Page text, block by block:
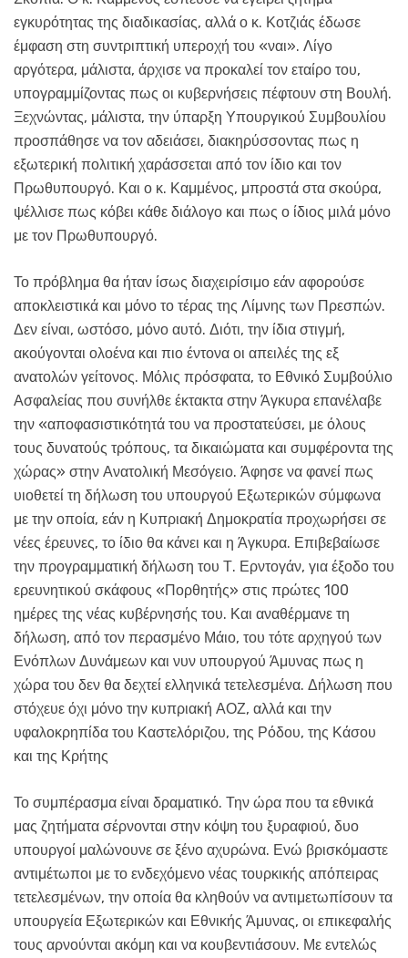
εγκυρότητας της διαδικασίας, αλλά ο κ. Κοτζιάς έδωσε
έμφαση στη συντριπτική υπεροχή του «ναι». Λίγο
αργότερα, μάλιστα, άρχισε να προκαλεί τον εταίρο του,
υπογραμμίζοντας πως οι κυβερνήσεις πέφτουν στη Βουλή.
Ξεχνώντας, μάλιστα, την ύπαρξη Υπουργικού Συμβουλίου
προσπάθησε να τον αδειάσει, διακηρύσσοντας πως η
εξωτερική πολιτική χαράσσεται από τον ίδιο και τον
Πρωθυπουργό. Και ο κ. Καμμένος, μπροστά στα σκούρα,
ψέλλισε πως κόβει κάθε διάλογο και πως ο ίδιος μιλά μόνο
με τον Πρωθυπουργό.
Το πρόβλημα θα ήταν ίσως διαχειρίσιμο εάν αφορούσε
αποκλειστικά και μόνο το τέρας της Λίμνης των Πρεσπών.
Δεν είναι, ωστόσο, μόνο αυτό. Διότι, την ίδια στιγμή,
ακούγονται ολοένα και πιο έντονα οι απειλές της εξ
ανατολών γείτονος. Μόλις πρόσφατα, το Εθνικό Συμβούλιο
Ασφαλείας που συνήλθε έκτακτα στην Άγκυρα επανέλαβε
την «αποφασιστικότητά του να προστατεύσει, με όλους
τους δυνατούς τρόπους, τα δικαιώματα και συμφέροντα της
χώρας» στην Ανατολική Μεσόγειο. Άφησε να φανεί πως
υιοθετεί τη δήλωση του υπουργού Εξωτερικών σύμφωνα
με την οποία, εάν η Κυπριακή Δημοκρατία προχωρήσει σε
νέες έρευνες, το ίδιο θα κάνει και η Άγκυρα. Επιβεβαίωσε
την προγραμματική δήλωση του Τ. Ερντογάν, για έξοδο του
ερευνητικού σκάφους «Πορθητής» στις πρώτες 100
ημέρες της νέας κυβέρνησής του. Και αναθέρμανε τη
δήλωση, από τον περασμένο Μάιο, του τότε αρχηγού των
Ενόπλων Δυνάμεων και νυν υπουργού Άμυνας πως η
χώρα του δεν θα δεχτεί ελληνικά τετελεσμένα. Δήλωση που
στόχευε όχι μόνο την κυπριακή ΑΟΖ, αλλά και την
υφαλοκρηπίδα του Καστελόριζου, της Ρόδου, της Κάσου
και της Κρήτης
Το συμπέρασμα είναι δραματικό. Την ώρα που τα εθνικά
μας ζητήματα σέρνονται στην κόψη του ξυραφιού, δυο
υπουργοί μαλώνουνε σε ξένο αχυρώνα. Ενώ βρισκόμαστε
αντιμέτωποι με το ενδεχόμενο νέας τουρκικής απόπειρας
τετελεσμένων, την οποία θα κληθούν να αντιμετωπίσουν τα
υπουργεία Εξωτερικών και Εθνικής Άμυνας, οι επικεφαλής
τους αρνούνται ακόμη και να κουβεντιάσουν. Με εντελώς